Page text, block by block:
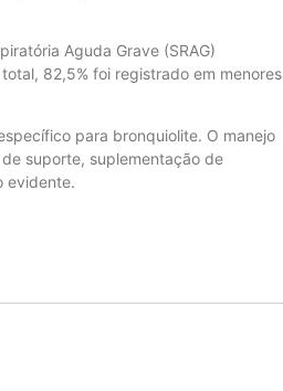
Aguda Grave (SRAG)
82,5% foi registrado em menores
para bronquiolite. O manejo
suporte, suplementação de
evidente.